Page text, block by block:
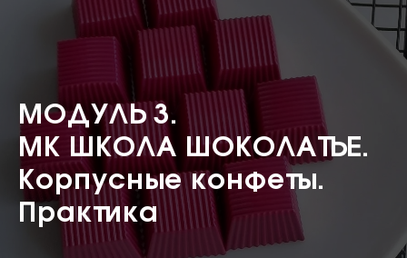
МОДУЛЬ 3.
МК ШКОЛА ШОКОЛАТЬЕ.
Корпусные конфеты.
Практика